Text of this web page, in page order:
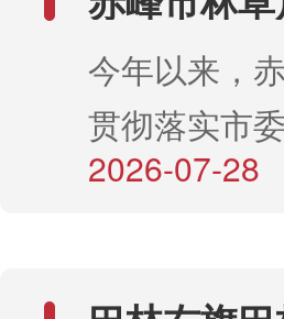
今年以来，
贯彻落实市
济工作会议
2026-07-28